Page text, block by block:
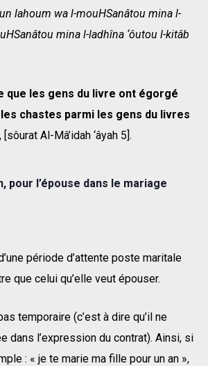
lahoum wa l-mouHSanâtou mina l-
mina l-ladhîna ‘ôutou l-kitâb
que les gens du livre ont égorgé
chastes parmi les gens du livres
[sôurat Al-Mâ’idah ‘âyah 5].
pour l’épouse dans le mariage
période d’attente poste maritale
que celui qu’elle veut épouser.
temporaire (c’est à dire qu’il ne
dans l’expression du contrat). Ainsi, si
: « je te marie ma fille pour un an »,